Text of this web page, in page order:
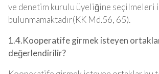
ve denetim kurulu üyeliğine seçilmeleri
bulunmamaktadır(KK Md.56, 65).
1.4.Kooperatife girmek isteyen
değerlendirilir?